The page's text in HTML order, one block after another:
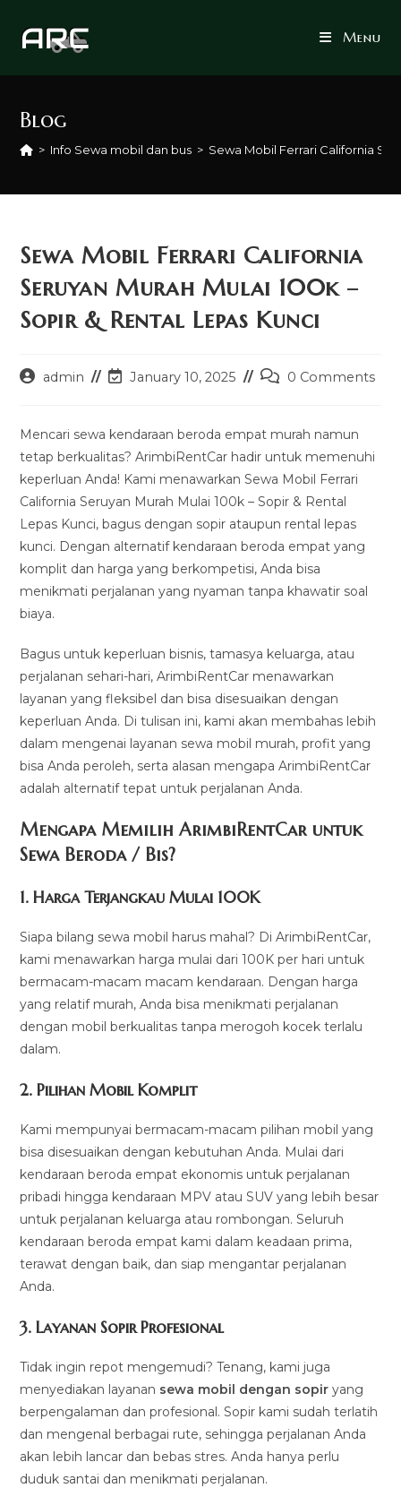
Menu
Blog
> Info Sewa mobil dan bus > Sewa Mobil Ferrari California
Sewa Mobil Ferrari California
Seruyan Murah Mulai 100k –
Sopir & Rental Lepas Kunci
Postadmin
PostJanuary 10, 2025
Post0 Comments
Mencari sewa kendaraan beroda empat murah namun
tetap berkualitas? ArimbiRentCar hadir untuk memenuhi
keperluan Anda! Kami menawarkan Sewa Mobil Ferrari
California Seruyan Murah Mulai 100k – Sopir & Rental
Lepas Kunci, bagus dengan sopir ataupun rental lepas
kunci. Dengan alternatif kendaraan beroda empat yang
komplit dan harga yang berkompetisi, Anda bisa
menikmati perjalanan yang nyaman tanpa khawatir soal
biaya.
Bagus untuk keperluan bisnis, tamasya keluarga, atau
perjalanan sehari-hari, ArimbiRentCar menawarkan
layanan yang fleksibel dan bisa disesuaikan dengan
keperluan Anda. Di tulisan ini, kami akan membahas lebih
dalam mengenai layanan sewa mobil murah, profit yang
bisa Anda peroleh, serta alasan mengapa ArimbiRentCar
adalah alternatif tepat untuk perjalanan Anda.
Mengapa Memilih ArimbiRentCar untuk
Sewa Beroda / Bis?
1.Harga Terjangkau Mulai 100K
Siapa bilang sewa mobil harus mahal? Di ArimbiRentCar,
kami menawarkan harga mulai dari 100K per hari untuk
bermacam-macam macam kendaraan. Dengan harga
yang relatif murah, Anda bisa menikmati perjalanan
dengan mobil berkualitas tanpa merogoh kocek terlalu
dalam.
2. Pilihan Mobil Komplit
Kami mempunyai bermacam-macam pilihan mobil yang
bisa disesuaikan dengan kebutuhan Anda. Mulai dari
kendaraan beroda empat ekonomis untuk perjalanan
pribadi hingga kendaraan MPV atau SUV yang lebih besar
untuk perjalanan keluarga atau rombongan. Seluruh
kendaraan beroda empat kami dalam keadaan prima,
terawat dengan baik, dan siap mengantar perjalanan
Anda.
3.Layanan Sopir Profesional
Tidak ingin repot mengemudi? Tenang, kami juga
menyediakan layanan sewa mobil dengan sopir yang
berpengalaman dan profesional. Sopir kami sudah terlatih
dan mengenal berbagai rute, sehingga perjalanan Anda
akan lebih lancar dan bebas stres. Anda hanya perlu
duduk santai dan menikmati perjalanan.